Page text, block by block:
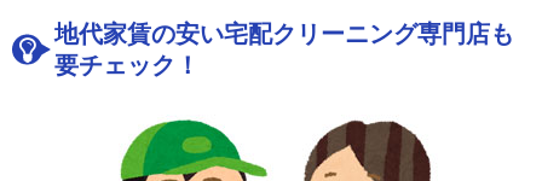
地代家賃の安い宅配クリーニング専門店も
要チェック！